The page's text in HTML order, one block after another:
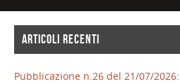
ARTICOLI RECENTI
Pubblicazione n.26 del 21/07/